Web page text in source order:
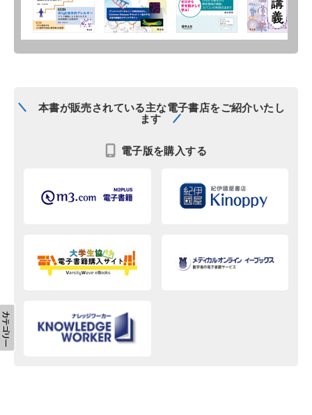
本書が販売されている主な電子書店をご紹介いたし
ます
電子版を購入する